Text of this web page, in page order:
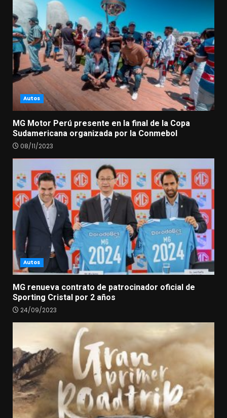
Autos
MG Motor Perú presente en la final de la Copa
Sudamericana organizada por la Conmebol
08/11/2023
Autos
MG renueva contrato de patrocinador oficial de
Sporting Cristal por 2 años
24/09/2023